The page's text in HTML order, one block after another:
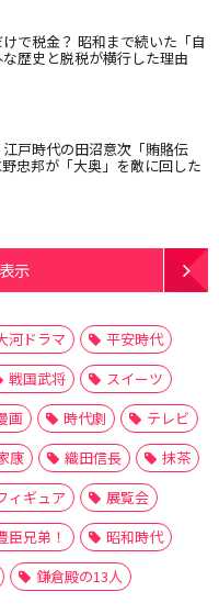
で税金？ 昭和まで続いた「自
歴史と脱税が横行した理由
戸時代の田沼意次「賄賂伝
忠邦が「大奥」を敵に回した
示
河ドラマ
平安時代
戦国武将
スイーツ
画 時代劇
テレビ
康 織田信長
抹茶
ィギュア
展覧会
臣兄弟！
昭和時代
鎌倉殿の13人